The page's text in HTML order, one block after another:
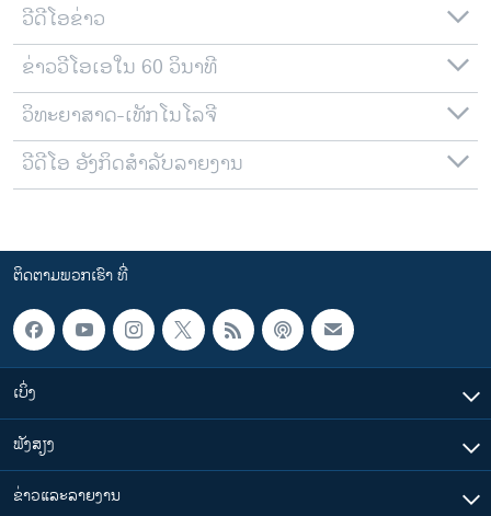
ວີດີໂອຂ່າວ
ຂ່າວວີໂອເອໃນ 60 ວິນາທີ
ວິທະຍາສາດ-ເທັກໂນໂລຈີ
ວີດີໂອ ອັງກິດສຳລັບລາຍງານ
ຕິດຕາມພວກເຮົາ ທີ່
ເບິ່ງ
ຟັງສຽງ
ຂ່າວແລະລາຍງານ